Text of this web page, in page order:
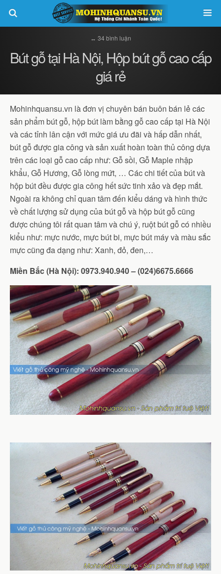
↔ 34 bình luận
Bút gỗ tại Hà Nội, Hộp bút gỗ cao cấp
giá rẻ
Mohinhquansu.vn là đơn vị chuyên bán buôn bán lẻ các
sản phẩm bút gỗ, hộp bút làm bằng gỗ cao cấp tại Hà Nội
và các tỉnh lân cận với mức giá ưu đãi và hấp dẫn nhất,
bút gỗ được gia công và sản xuất hoàn toàn thủ công dựa
trên các loại gỗ cao cấp như: Gỗ sồi, Gỗ Maple nhập
khẩu, Gỗ Hương, Gỗ lòng mứt, … Các chi tiết của bút và
hộp bút đều được gia công hết sức tinh xảo và đẹp mắt.
Ngoài ra không chỉ quan tâm đến kiểu dáng và hình thức
về chất lượng sử dụng của bút gỗ và hộp bút gỗ cũng
được chúng tôi rất quan tâm và chú ý, ruột bút gỗ có nhiều
kiểu như: mực nước, mực bút bi, mực bút máy và màu sắc
mực cũng đa dạng như: Xanh, đỏ, đen,…
Miền Bắc (Hà Nội): 0973.940.940 – (024)6675.6666